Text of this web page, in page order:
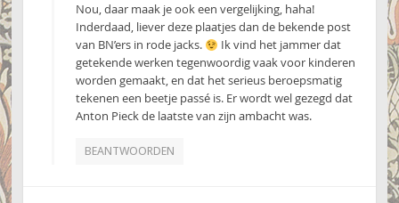
Nou, daar maak je ook een vergelijking, haha!
Inderdaad, liever deze plaatjes dan de bekende post
van BN’ers in rode jacks.
Ik vind het jammer dat
getekende werken tegenwoordig vaak voor kinderen
worden gemaakt, en dat het serieus beroepsmatig
tekenen een beetje passé is. Er wordt wel gezegd dat
Anton Pieck de laatste van zijn ambacht was.
BEANTWOORDEN